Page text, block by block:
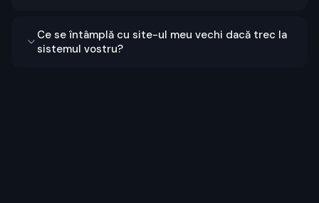
Ce se întâmplă cu site-ul meu vechi dacă trec la
sistemul vostru?